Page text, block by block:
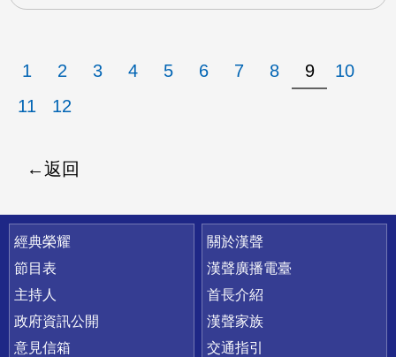
1 2 3 4 5 6 7 8 9
10
11
12
返回
快速連結
經典榮耀
節目表
主持人
政府資訊公開
意見信箱
關於漢聲
漢聲廣播電臺
首長介紹
漢聲家族
交通指引